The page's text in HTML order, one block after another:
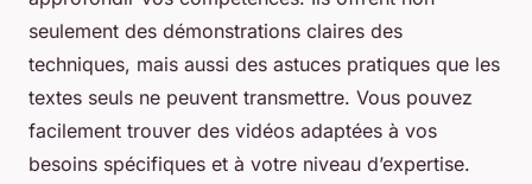
seulement des démonstrations claires des
techniques, mais aussi des astuces pratiques que les
textes seuls ne peuvent transmettre. Vous pouvez
facilement trouver des vidéos adaptées à vos
besoins spécifiques et à votre niveau d’expertise.